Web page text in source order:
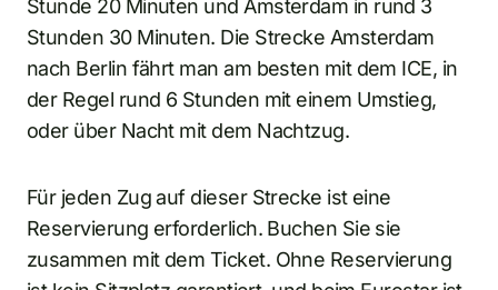
Stunde 20 Minuten und Amsterdam in rund 3
Stunden 30 Minuten. Die Strecke Amsterdam
nach Berlin fährt man am besten mit dem ICE, in
der Regel rund 6 Stunden mit einem Umstieg,
oder über Nacht mit dem Nachtzug.
Für jeden Zug auf dieser Strecke ist eine
Reservierung erforderlich. Buchen Sie sie
zusammen mit dem Ticket. Ohne Reservierung